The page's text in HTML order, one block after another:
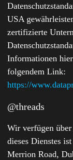
USA
zertifizierte
Informationen
folgendem Link:
https://
@threads
Wir verfügen
dieses Dienstes
Merrion Road,